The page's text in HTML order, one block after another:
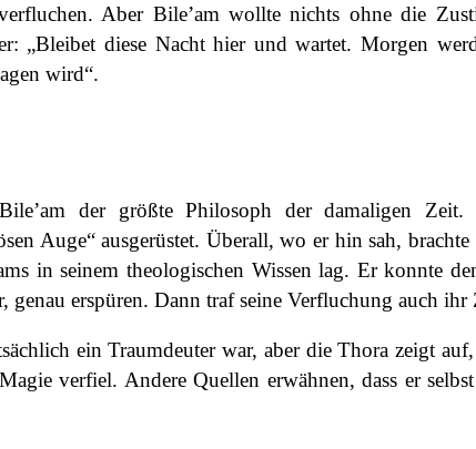
Aber Bile’am wollte nichts ohne die
„Bleibet diese Nacht hier und wartet. Morgen
wird“.
der größte Philosoph der damaligen
Auge“ ausgerüstet. Überall, wo er hin sah,
in seinem theologischen Wissen lag. Er konnte
genau erspüren. Dann traf seine Verfluchung auch ihr
ein Traumdeuter war, aber die Thora zeigt
verfiel. Andere Quellen erwähnen, dass er